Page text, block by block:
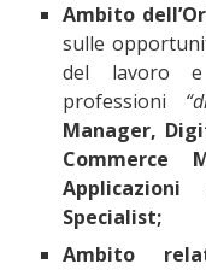
Ambito
sulle
del lavoro
professioni
Manager,
Commerce
Specialist;
Ambito